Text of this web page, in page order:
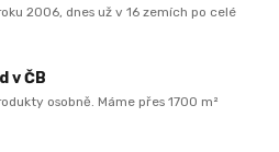
2006, dnes už v 16 zemích po celé
v ČB
osobně. Máme přes 1700 m²